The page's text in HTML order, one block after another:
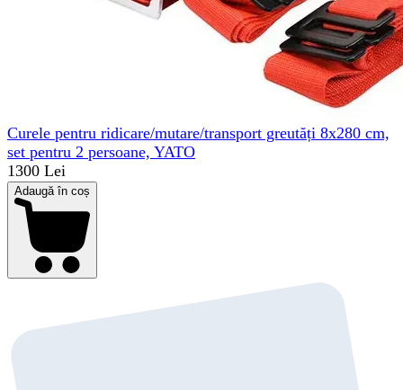
Curele pentru ridicare/mutare/transport greutăți 8x280 cm,
set pentru 2 persoane, YATO
1300 Lei
Adaugă în coș